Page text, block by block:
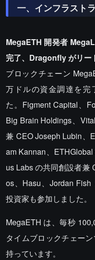
一、インフラスト
MegaETH 開発者
完了、Dragonfly がリー
ブロックチェーン
万ドルの資金調達を完
た。Figment Capital、
Big Brain Holdings、
兼 CEO Joseph Lubin、
am Kannan、
us Labs の共同創設者兼
os、Hasu、Jordan
投資家も参加しました。
MegaETH は、毎秒
タイムブロックチェー
持っています。